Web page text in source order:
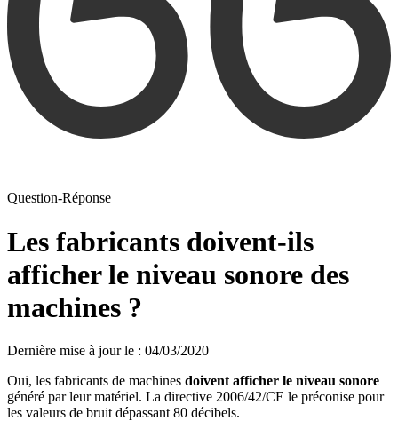
Question-Réponse
Les fabricants doivent-ils
afficher le niveau sonore des
machines ?
Dernière mise à jour le : 04/03/2020
Oui, les fabricants de machines doivent afficher le niveau sonore
généré par leur matériel. La directive 2006/42/CE le préconise pour
les valeurs de bruit dépassant 80 décibels.